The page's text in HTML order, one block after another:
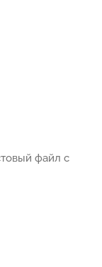
файл с